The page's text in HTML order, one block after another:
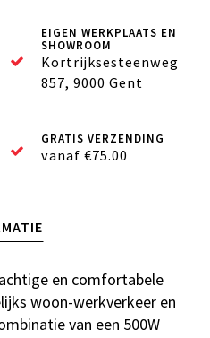
EIGEN WERKPLAATS EN
SHOWROOM
Kortrijksesteenweg
857, 9000 Gent
GRATIS VERZENDING
vanaf €75.00
en comfortabele
woon-werkverkeer en
van een 500W